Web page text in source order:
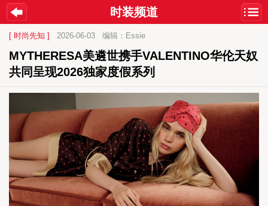
时装频道
[ 时尚先知 ] 2026-06-03 编辑：Essie
MYTHERESA美遴世携手VALENTINO华伦天奴
共同呈现2026独家度假系列